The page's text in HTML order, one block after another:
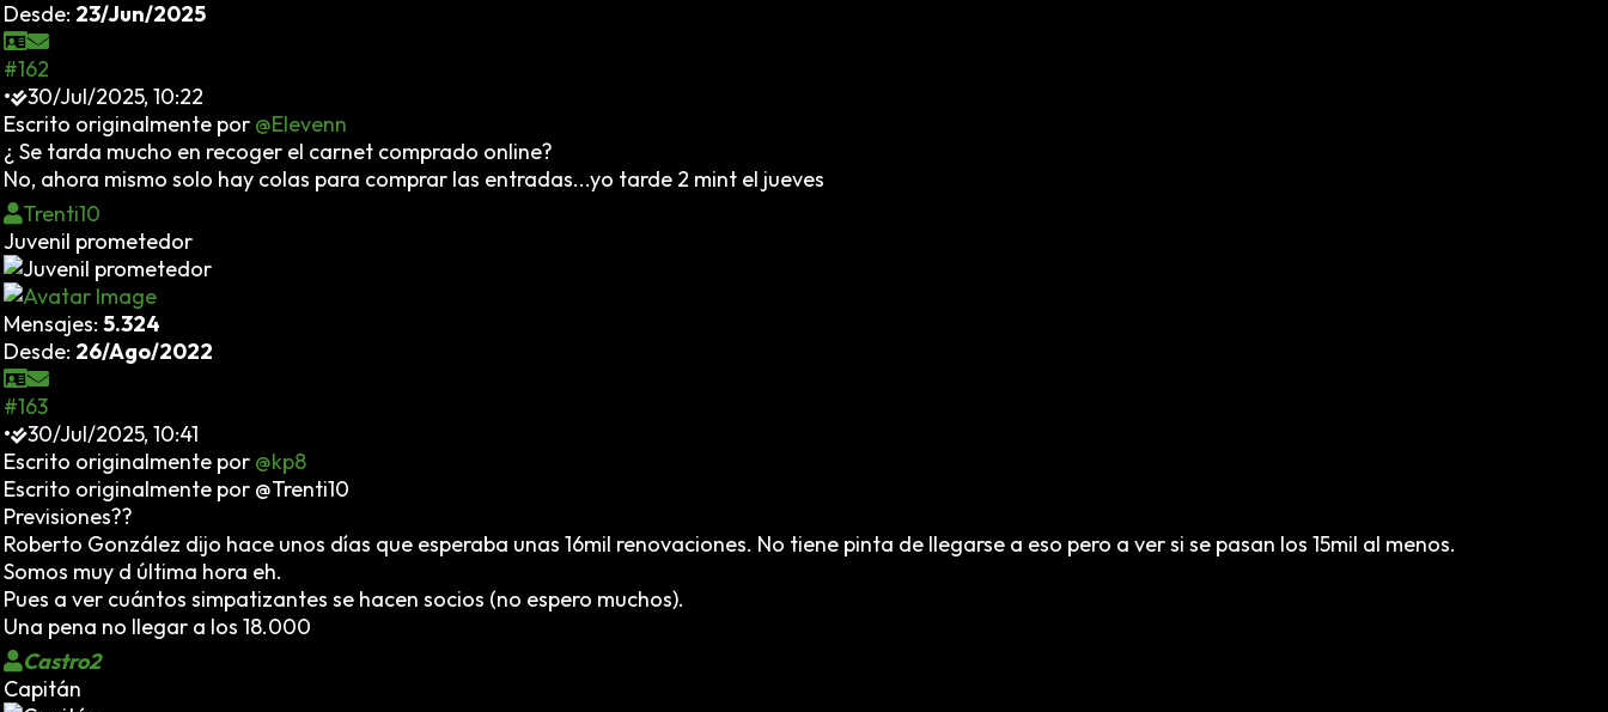
Desde: 23/Jun/2025
#162
•
30/Jul/2025, 10:22
Escrito originalmente por @Elevenn
¿ Se tarda mucho en recoger el carnet comprado online?
No, ahora mismo solo hay colas para comprar las entradas...yo tarde 2 mint el jueves
Trenti10
Juvenil prometedor
Mensajes: 5.324
Desde: 26/Ago/2022
#163
•
30/Jul/2025, 10:41
Escrito originalmente por @kp8
Escrito originalmente por @Trenti10
Previsiones??
Roberto González dijo hace unos días que esperaba unas 16mil renovaciones. No tiene pinta de llegarse a eso pero a ver si se pasan los 15mil al menos.
Somos muy d última hora eh.
Pues a ver cuántos simpatizantes se hacen socios (no espero muchos).
Una pena no llegar a los 18.000
Castro2
Capitán